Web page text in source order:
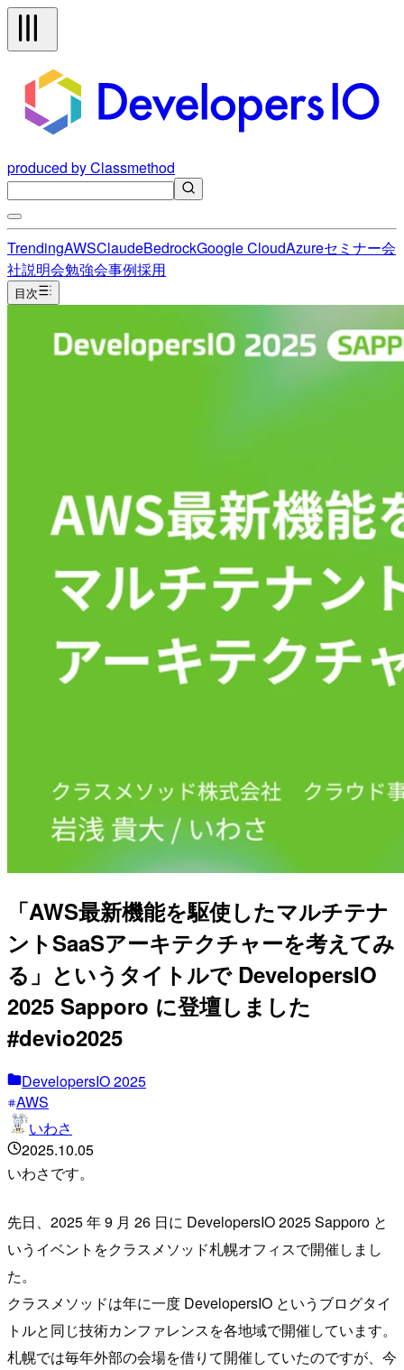
produced by Classmethod
TrendingAWSClaudeBedrockGoogle CloudAzureセミナー会
社説明会勉強会事例採用
目次
「AWS最新機能を駆使したマルチテナ
ントSaaSアーキテクチャーを考えてみ
る」というタイトルで DevelopersIO
2025 Sapporo に登壇しました
#devio2025
DevelopersIO 2025
AWS
いわさ
2025.10.05
いわさです。
先日、2025 年 9 月 26 日に DevelopersIO 2025 Sapporo と
いうイベントをクラスメソッド札幌オフィスで開催しまし
た。
クラスメソッドは年に一度 DevelopersIO というブログタイ
トルと同じ技術カンファレンスを各地域で開催しています。
札幌では毎年外部の会場を借りて開催していたのですが、今